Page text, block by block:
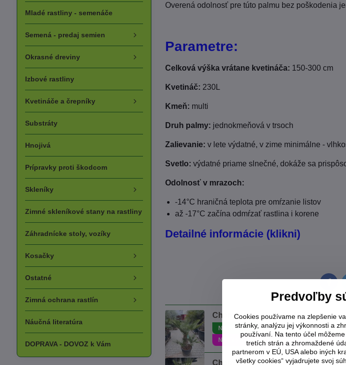
Overená odolnosť pre túto palmu bez poškodenia
Parametre:
Celková výška vrátane kvetináča: 150-300 cm
Kvetináč: 230L
Kmeň: multi
Druh palmy: jednokmeňová v trsoch
Zalievanie: v lete výdatné, v zime minimálne -
Svetlo: výdatné priame slnečné, dokáže sa
Odolnosť v mrazoch:
-14°C hraničná teplota pre omŕzanie listov
až -17°C začína odmŕzať rastlina i korene
Detailné informácie (klikni)
Chamaerops Humilis 45 L
NA SKLADE MRAZUVZDORNÁ -15°C
Na túto rastlinu poskytneme zľavu -20% na
Chamaerops Humilis 5 L
Mladé rastliny - semenáče
Semená - predaj semien
Okrasné dreviny
Izbové rastliny
Kvetináče a črepníky
Substráty
Hnojivá
Prípravky proti škodcom
Skleníky
Zimné skleníkové stany na rastliny
Záhradnícke stoly, vozíky
Kosačky
Ostatné
Zimná ochrana rastlín
Náučná literatúra
DOPRAVA - DOVOZ k Vám
Predvoľby
Cookies používame na zlepšenie
stránky, analýzu jej výkonnosti a
používaní. Na tento účel
tretích strán a zhromaždené
partnerom v EÚ, USA alebo iných
všetky cookies“ vyjadrujete svoj